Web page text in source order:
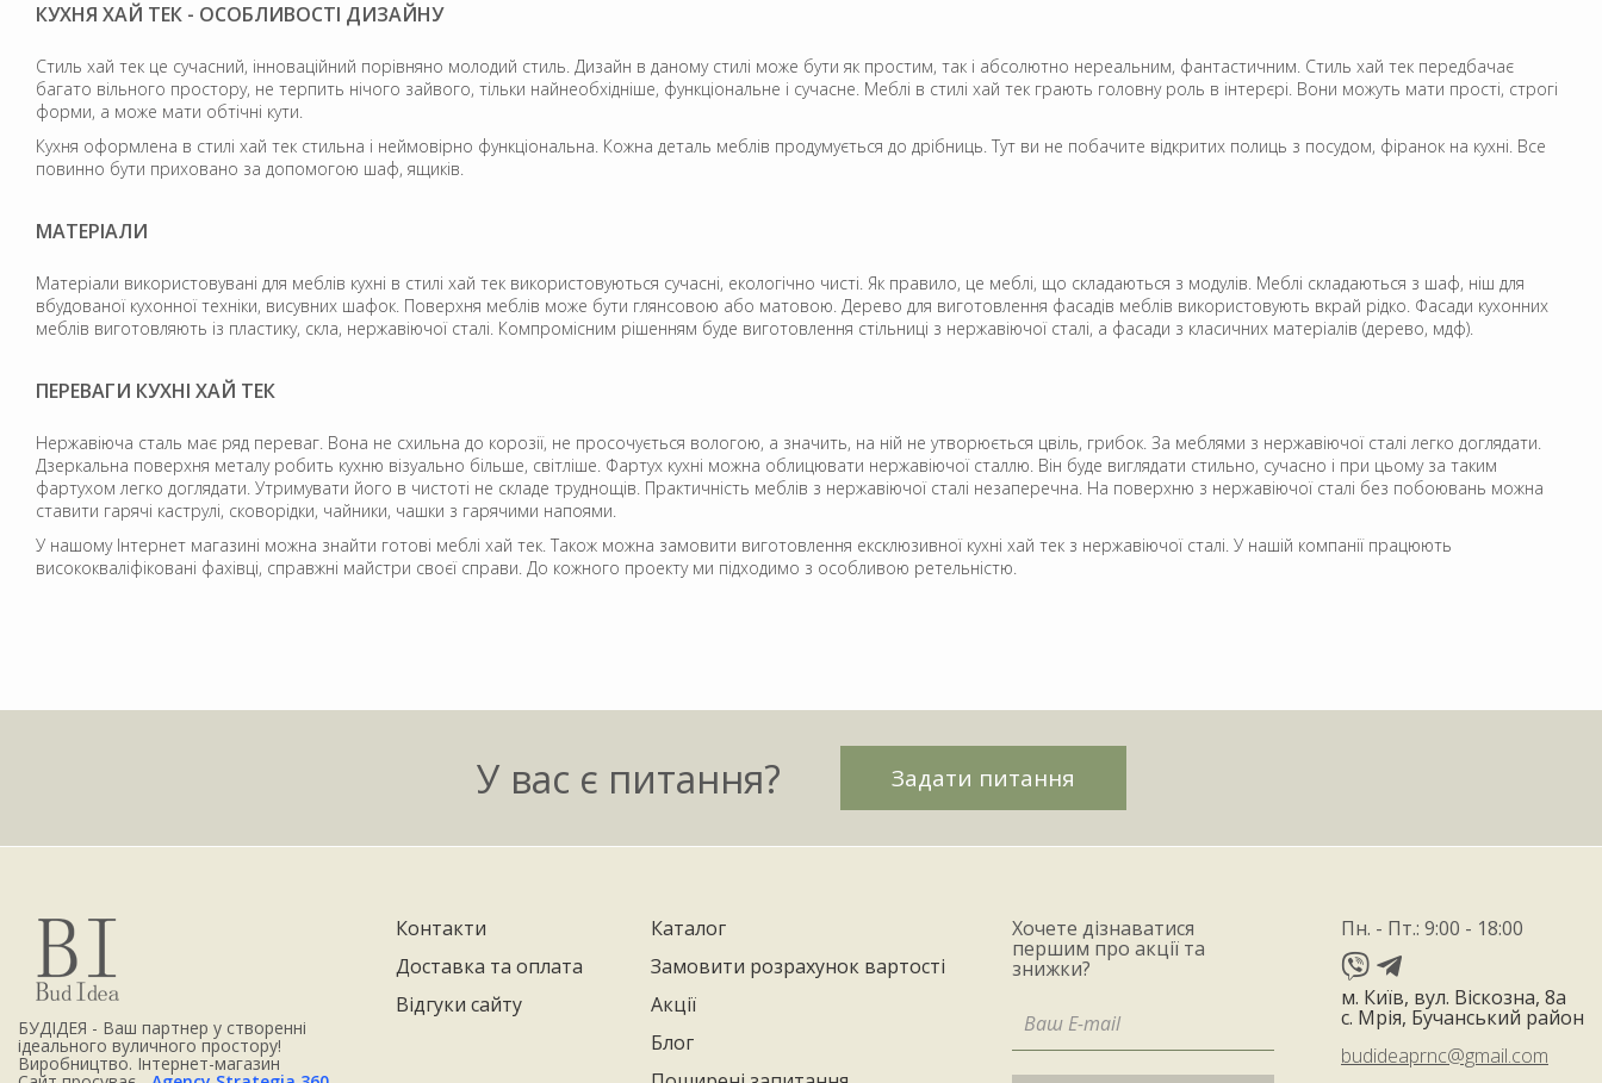
КУХНЯ ХАЙ ТЕК - ОСОБЛИВОСТІ ДИЗАЙНУ
Стиль хай тек це сучасний, інноваційний порівняно молодий стиль. Дизайн в даному стилі може бути як простим, так і абсолютно нереальним, фантастичним. Стиль хай тек передбачає
багато вільного простору, не терпить нічого зайвого, тільки найнеобхідніше, функціональне і сучасне. Меблі в стилі хай тек грають головну роль в інтерєрі. Вони можуть мати прості, строгі
форми, а може мати обтічні кути.
Кухня оформлена в стилі хай тек стильна і неймовірно функціональна. Кожна деталь меблів продумується до дрібниць. Тут ви не побачите відкритих полиць з посудом, фіранок на кухні. Все
повинно бути приховано за допомогою шаф, ящиків.
МАТЕРІАЛИ
Матеріали використовувані для меблів кухні в стилі хай тек використовуються сучасні, екологічно чисті. Як правило, це меблі, що складаються з модулів. Меблі складаються з шаф, ніш для
вбудованої кухонної техніки, висувних шафок. Поверхня меблів може бути глянсовою або матовою. Дерево для виготовлення фасадів меблів використовують вкрай рідко. Фасади кухонних
меблів виготовляють із пластику, скла, нержавіючої сталі. Компромісним рішенням буде виготовлення стільниці з нержавіючої сталі, а фасади з класичних матеріалів (дерево, мдф).
ПЕРЕВАГИ КУХНІ ХАЙ ТЕК
Нержавіюча сталь має ряд переваг. Вона не схильна до корозії, не просочується вологою, а значить, на ній не утворюється цвіль, грибок. За меблями з нержавіючої сталі легко доглядати.
Дзеркальна поверхня металу робить кухню візуально більше, світліше. Фартух кухні можна облицювати нержавіючої сталлю. Він буде виглядати стильно, сучасно і при цьому за таким
фартухом легко доглядати. Утримувати його в чистоті не складе труднощів. Практичність меблів з нержавіючої сталі незаперечна. На поверхню з нержавіючої сталі без побоювань можна
ставити гарячі каструлі, сковорідки, чайники, чашки з гарячими напоями.
У нашому Інтернет магазині можна знайти готові меблі хай тек. Також можна замовити виготовлення ексклюзивної кухні хай тек з нержавіючої сталі. У нашій компанії працюють
висококваліфіковані фахівці, справжні майстри своєї справи. До кожного проекту ми підходимо з особливою ретельністю.
У вас є питання? Задати питання
БУДІДЕЯ - Ваш партнер у створенні
ідеального вуличного простору!
Виробництво. Інтернет-магазин
Контакти
Доставка та оплата
Відгуки сайту
Каталог
Замовити розрахунок вартості
Акції
Блог
Хочете дізнаватися
першим про акції та
знижки?
Пн. - Пт.: 9:00 - 18:00
м. Київ, вул. Віскозна, 8а
с. Мрія, Бучанський район
budideaprnc@gmail.com